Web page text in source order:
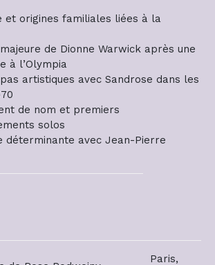
et origines familiales liées à la
de Dionne Warwick après une
à l’Olympia
artistiques avec Sandrose dans les
de nom et premiers
solos
déterminante avec Jean-Pierre
Paris,